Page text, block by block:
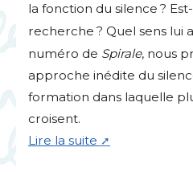
la fonction du silence ?
recherche ? Quel sens lui
numéro de Spirale, nous
approche inédite du
formation dans laquelle
croisent.
Lire la suite